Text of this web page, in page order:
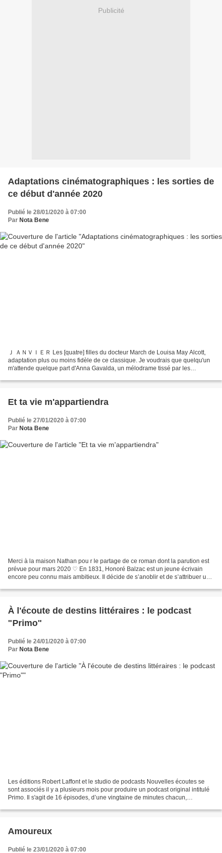
Publicité
Adaptations cinématographiques : les sorties de
ce début d'année 2020
Publié le 28/01/2020 à 07:00
Par Nota Bene
Ｊ ＡＮＶＩＥＲ Les [quatre] filles du docteur March de Louisa May Alcott,
adaptation plus ou moins fidèle de ce classique. Je voudrais que quelqu'un
m'attende quelque part d'Anna Gavalda, un mélodrame tissé par les
Et ta vie m'appartiendra
Publié le 27/01/2020 à 07:00
Par Nota Bene
Merci à la maison Nathan pou r le partage de ce roman dont la parution est
prévue pour mars 2020 ♡ En 1831, Honoré Balzac est un jeune écrivain
encore peu connu mais ambitieux. Il décide de s’anoblir et de s’attribuer une
À l'écoute de destins littéraires : le podcast
"Primo"
Publié le 24/01/2020 à 07:00
Par Nota Bene
Les éditions Robert Laffont et le studio de podcasts Nouvelles écoutes se
sont associés il y a plusieurs mois pour produire un podcast original intitulé
Primo. Il s'agit de 16 épisodes, d’une vingtaine de minutes chacun,
Amoureux
Publié le 23/01/2020 à 07:00